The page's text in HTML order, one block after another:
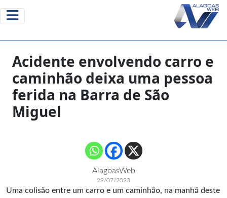
Acidente envolvendo carro e
caminhão deixa uma pessoa
ferida na Barra de São
Miguel
AlagoasWeb
29/07/2023
Uma colisão entre um carro e um caminhão, na manhã deste